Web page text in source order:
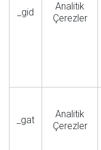
_gid
Analitik
Çerezler
_gat
Analitik
Çerezler